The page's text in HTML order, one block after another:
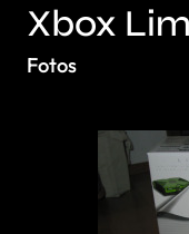
Xbox
Fotos